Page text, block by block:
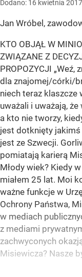
Dodano: 16 kwietnia 2017
Jan Wróbel,
KTO OBJĄŁ W
ZWIĄZANE Z
PROPOZYCJI „Weź,
dla znajomej/córki/
niech teraz klaszcze
uważali i uważają,
a kto nie tworzy,
jest dotknięty
jest ze Szwecji.
pomiatają karierą
Młody wiek? Kiedy
miałem 25 lat. Moi
ważne funkcje w
Ochrony Państwa,
w mediach
z mediami
zachwyconych
Misiewicza? Nasze